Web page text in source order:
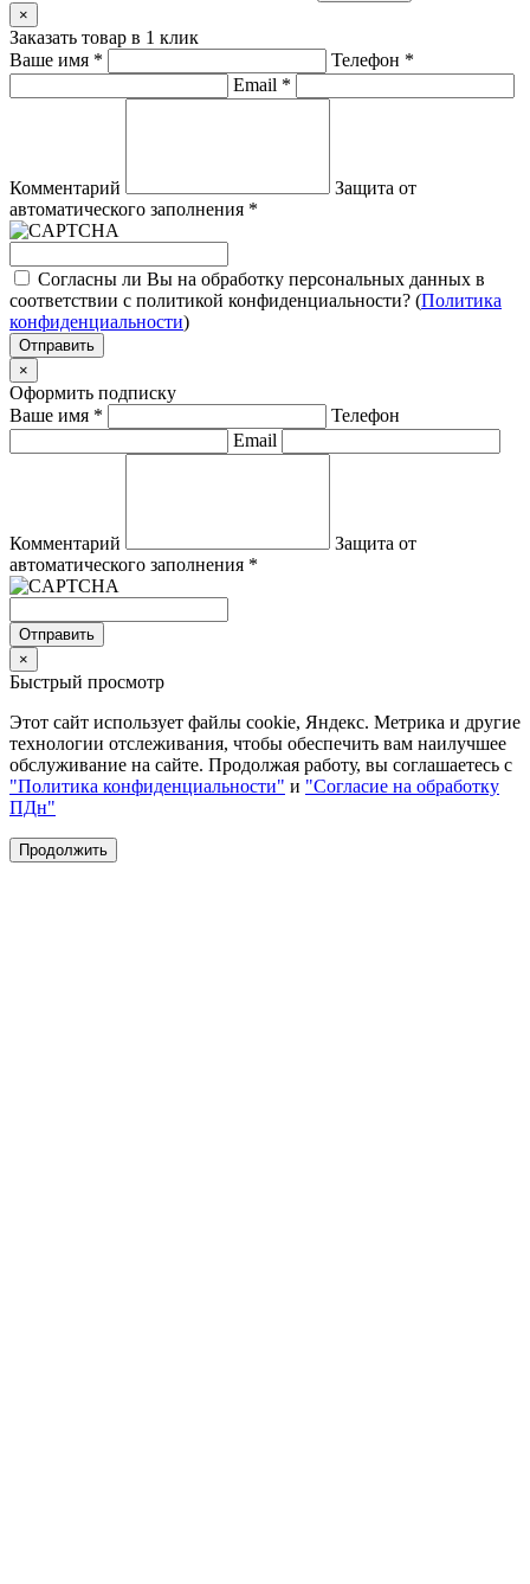
×
Заказать товар в 1 клик
Ваше имя * Телефон *
Email *
Комментарий
Защита от
автоматического заполнения *
Согласны ли Вы на обработку персональных данных в
соответствии с политикой конфиденциальности? (Политика
конфиденциальности)
Отправить
×
Оформить подписку
Ваше имя *
Телефон
Email
Комментарий
Защита от
автоматического заполнения *
Отправить
×
Быстрый просмотр
Этот сайт использует файлы cookie, Яндекс. Метрика и другие
технологии отслеживания, чтобы обеспечить вам наилучшее
обслуживание на сайте. Продолжая работу, вы соглашаетесь с
"Политика конфиденциальности" и "Согласие на обработку
ПДн"
Продолжить